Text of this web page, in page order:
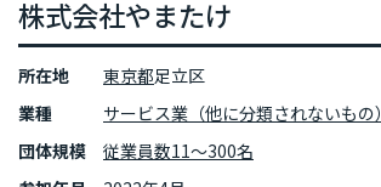
株式会社やまたけ
所在地 東京都足立区
業種
サービス業（他に分類されないもの）
団体規模
従業員数11～300名